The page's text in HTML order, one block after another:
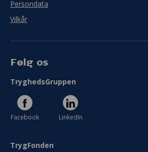
Persondata
Vilkår
Følg os
TryghedsGruppen
Facebook LinkedIn
TrygFonden